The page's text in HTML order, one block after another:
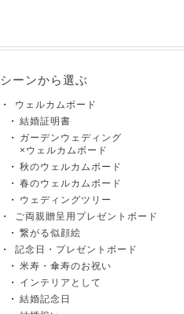
シーンから選ぶ
ウェルカムボード
結婚証明書
ガーデンウェディング
×ウェルカムボード
秋のウェルカムボード
春のウェルカムボード
ウェディングツリー
ご両親贈呈用プレゼントボード
繋がる似顔絵
記念日・プレゼントボード
米寿・傘寿のお祝い
インテリアとして
結婚記念日